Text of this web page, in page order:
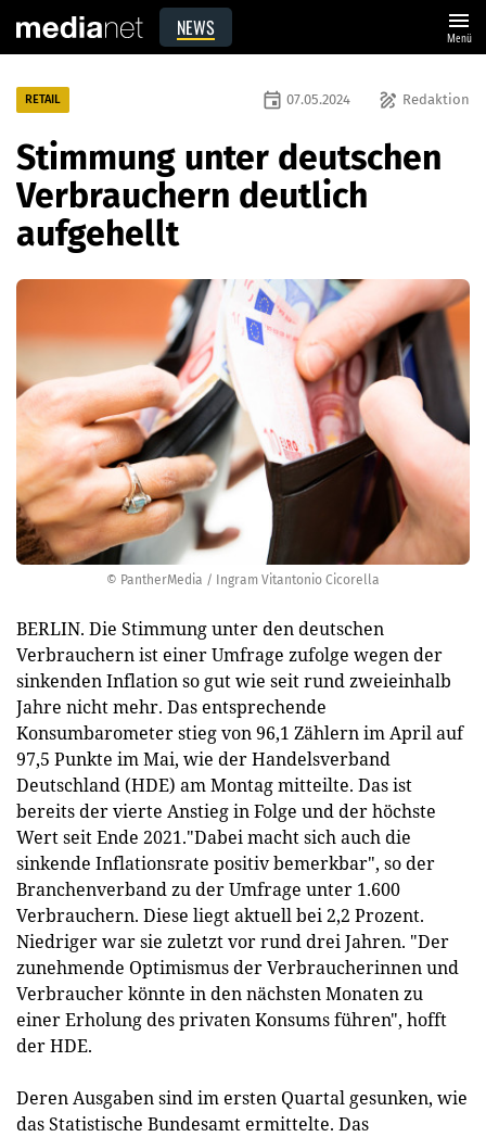
NEWS menu
Menü
© PantherMedia / Ingram Vitantonio Cicorella
RETAIL draw Redaktion
event 07.05.2024
Stimmung unter deutschen
Verbrauchern deutlich
aufgehellt
BERLIN. Die Stimmung unter den deutschen
Verbrauchern ist einer Umfrage zufolge wegen der
sinkenden Inflation so gut wie seit rund zweieinhalb
Jahre nicht mehr. Das entsprechende
Konsumbarometer stieg von 96,1 Zählern im April auf
97,5 Punkte im Mai, wie der Handelsverband
Deutschland (HDE) am Montag mitteilte. Das ist
bereits der vierte Anstieg in Folge und der höchste
Wert seit Ende 2021."Dabei macht sich auch die
sinkende Inflationsrate positiv bemerkbar", so der
Branchenverband zu der Umfrage unter 1.600
Verbrauchern. Diese liegt aktuell bei 2,2 Prozent.
Niedriger war sie zuletzt vor rund drei Jahren. "Der
zunehmende Optimismus der Verbraucherinnen und
Verbraucher könnte in den nächsten Monaten zu
einer Erholung des privaten Konsums führen", hofft
der HDE.
Deren Ausgaben sind im ersten Quartal gesunken, wie
das Statistische Bundesamt ermittelte. Das